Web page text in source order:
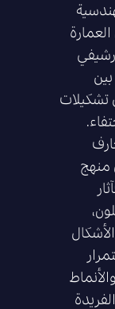
تشكيلات
منهج